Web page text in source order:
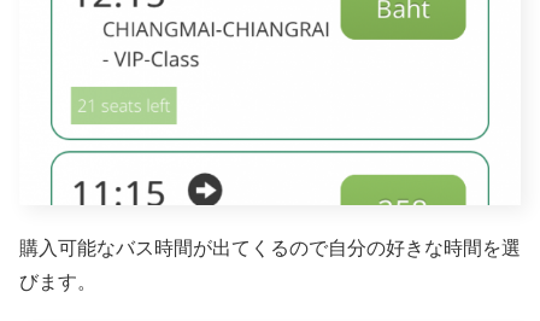
購入可能なバス時間が出てくるので自分の好きな時間を選
びます。